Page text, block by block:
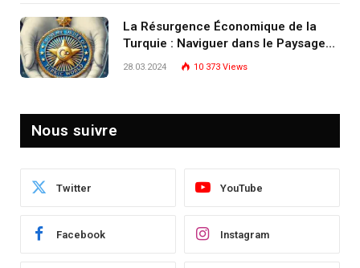
La Résurgence Économique de la
Turquie : Naviguer dans le Paysage
Post-Crise
28.03.2024 10 373 Views
Nous suivre
Twitter YouTube
Facebook Instagram